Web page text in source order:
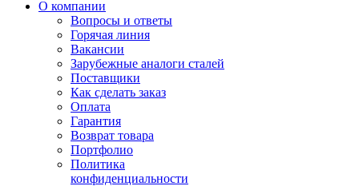
О компании
Вопросы и ответы
Горячая линия
Вакансии
Зарубежные аналоги сталей
Поставщики
Как сделать заказ
Оплата
Гарантия
Возврат товара
Портфолио
Политика
конфиденциальности